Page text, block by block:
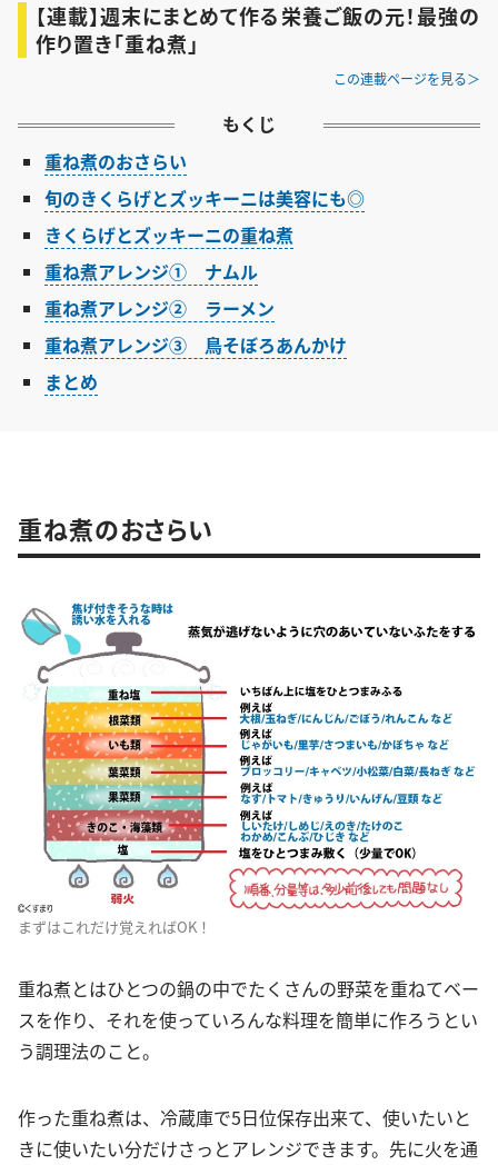
【連載】週末にまとめて作る栄養ご飯の元！最強の
作り置き「重ね煮」
この連載ページを見る
もくじ
重ね煮のおさらい
旬のきくらげとズッキーニは美容にも◎
きくらげとズッキーニの重ね煮
重ね煮アレンジ① ナムル
重ね煮アレンジ② ラーメン
重ね煮アレンジ③ 鳥そぼろあんかけ
まとめ
重ね煮のおさらい
まずはこれだけ覚えればOK！
重ね煮とはひとつの鍋の中でたくさんの野菜を重ねてベー
スを作り、それを使っていろんな料理を簡単に作ろうとい
う調理法のこと。
作った重ね煮は、冷蔵庫で5日位保存出来て、使いたいと
きに使いたい分だけさっとアレンジできます。先に火を通